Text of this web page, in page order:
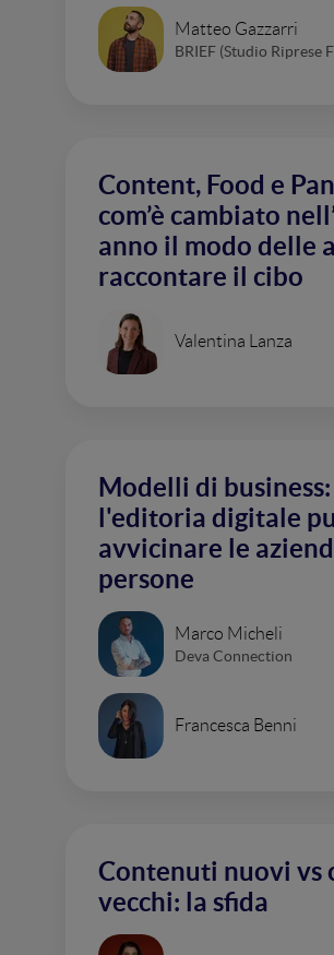
Matteo Gazzarri
BRIEF (Studio Riprese
Content, Food e
com’è cambiato
anno il modo delle
raccontare il cibo
Valentina Lanza
Modelli di
l'editoria digitale
avvicinare le
persone
Marco Micheli
Deva Connection
Francesca Benni
Contenuti nuovi vs
vecchi: la sfida